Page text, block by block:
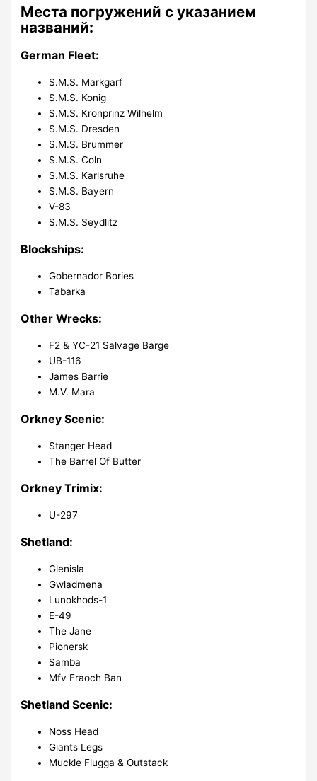
Места погружений с указанием
названий:
German Fleet:
S.M.S. Markgarf
S.M.S. Konig
S.M.S. Kronprinz Wilhelm
S.M.S. Dresden
S.M.S. Brummer
S.M.S. Coln
S.M.S. Karlsruhe
S.M.S. Bayern
V-83
S.M.S. Seydlitz
Blockships:
Gobernador Bories
Tabarka
Other Wrecks:
F2 & YC-21 Salvage Barge
UB-116
James Barrie
M.V. Mara
Orkney Scenic:
Stanger Head
The Barrel Of Butter
Orkney Trimix:
U-297
Shetland:
Glenisla
Gwladmena
Lunokhods-1
E-49
The Jane
Pionersk
Samba
Mfv Fraoch Ban
Shetland Scenic:
Noss Head
Giants Legs
Muckle Flugga & Outstack